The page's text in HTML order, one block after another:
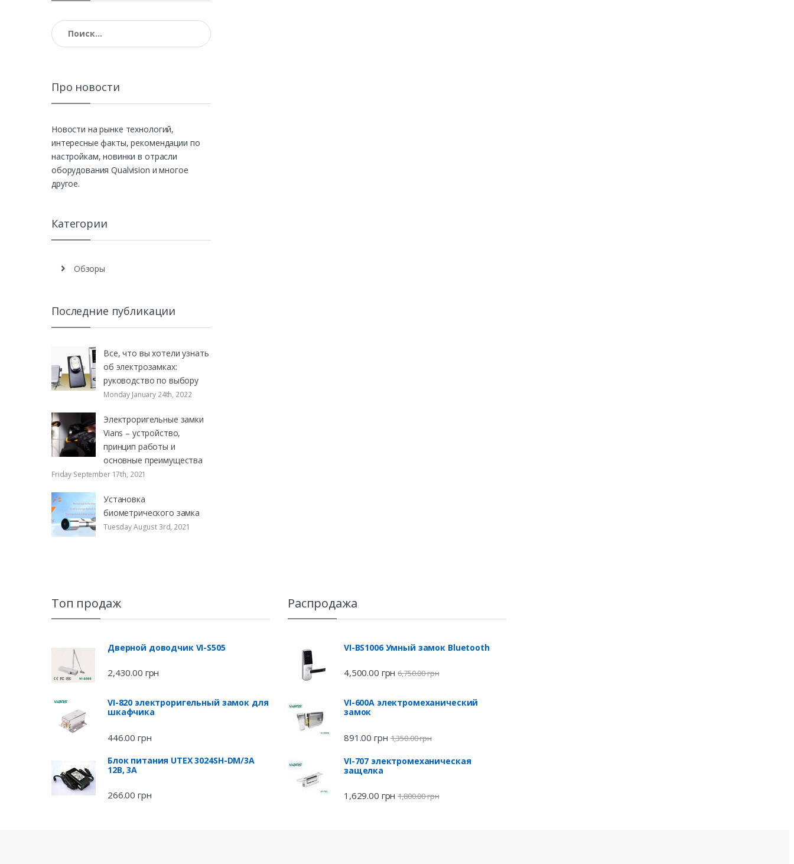
Найти:
Про новости
Новости на рынке технологий,
интересные факты, рекомендации по
настройкам, новинки в отрасли
оборудования Qualvision и многое
другое.
Категории
Обзоры
Последние публикации
Все, что вы хотели узнать
об электрозамках:
руководство по выбору
Monday January 24th, 2022
Электроригельные замки
Vians – устройство,
принцип работы и
основные преимущества
Friday September 17th, 2021
Установка
биометрического замка
Tuesday August 3rd, 2021
Топ продаж
Дверной доводчик VI-S505
2,430.00 грн
VI-820 электроригельный замок для
шкафчика
446.00 грн
Блок питания UTEX 3024SH-DM/3A
12В, 3А
266.00 грн
Распродажа
VI-BS1006 Умный замок Bluetooth
4,500.00 грн 6,750.00грн
VI-600A электромеханический
замок
891.00 грн 1,350.00грн
VI-707 электромеханическая
защелка
1,629.00 грн 1,800.00грн